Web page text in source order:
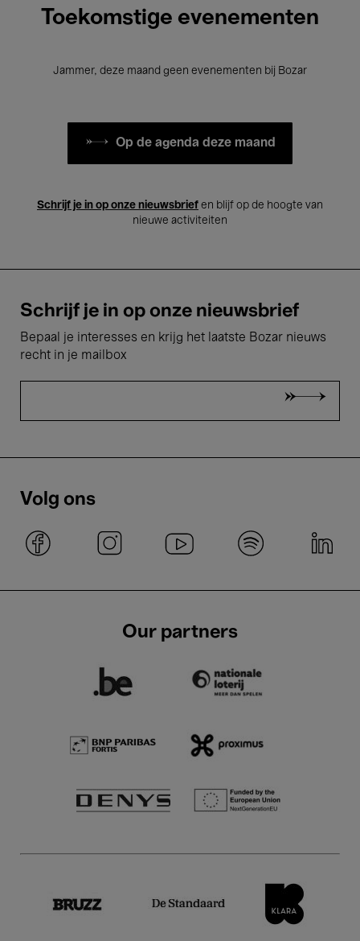
Toekomstige evenementen
Jammer, deze maand geen evenementen bij Bozar
Op de agenda deze maand
Schrijf je in op onze nieuwsbrief en blijf op de hoogte van
nieuwe activiteiten
Schrijf je in op onze nieuwsbrief
Bepaal je interesses en krijg het laatste Bozar nieuws
recht in je mailbox
Volg ons
Our partners